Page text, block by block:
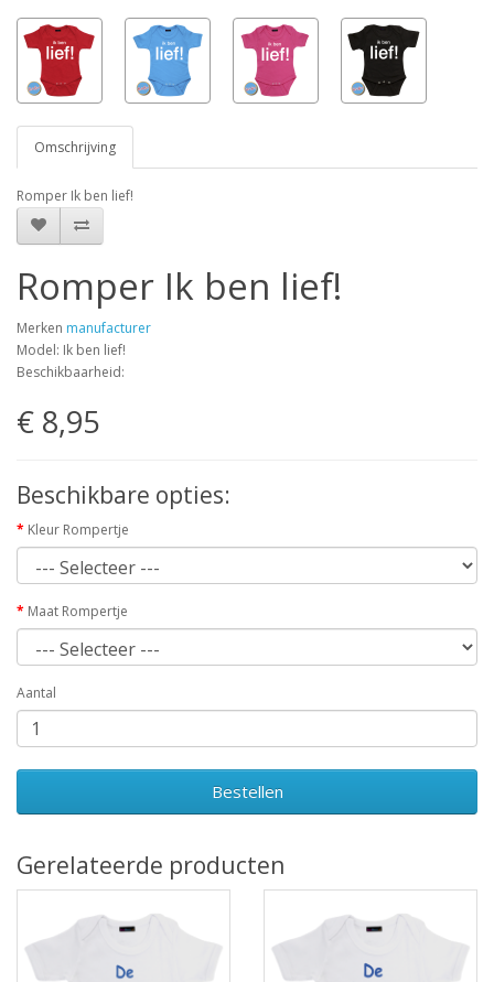
Omschrijving
Romper Ik ben lief!
Romper Ik ben lief!
Merken manufacturer
Model: Ik ben lief!
Beschikbaarheid:
€ 8,95
Beschikbare opties:
Kleur Rompertje
Maat Rompertje
Aantal
Bestellen
Gerelateerde producten